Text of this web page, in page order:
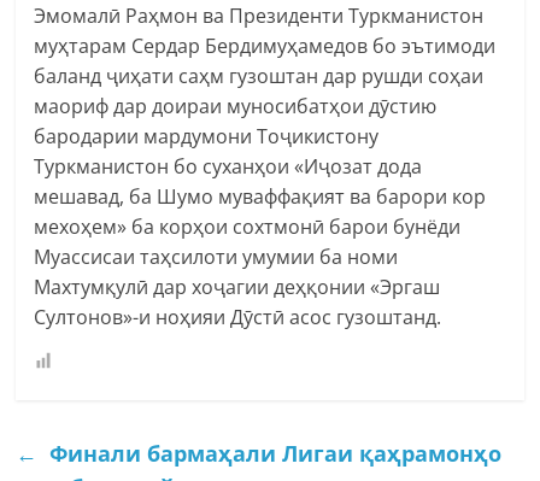
Эмомалӣ Раҳмон ва Президенти Туркманистон
муҳтарам Сердар Бердимуҳамедов бо эътимоди
баланд ҷиҳати саҳм гузоштан дар рушди соҳаи
маориф дар доираи муносибатҳои дӯстию
бародарии мардумони Тоҷикистону
Туркманистон бо суханҳои «Иҷозат дода
мешавад, ба Шумо муваффақият ва барори кор
мехоҳем» ба корҳои сохтмонӣ барои бунёди
Муассисаи таҳсилоти умумии ба номи
Махтумқулӣ дар хоҷагии деҳқонии «Эргаш
Султонов»-и ноҳияи Дӯстӣ асос гузоштанд.
← Финали бармаҳали Лигаи қаҳрамонҳо